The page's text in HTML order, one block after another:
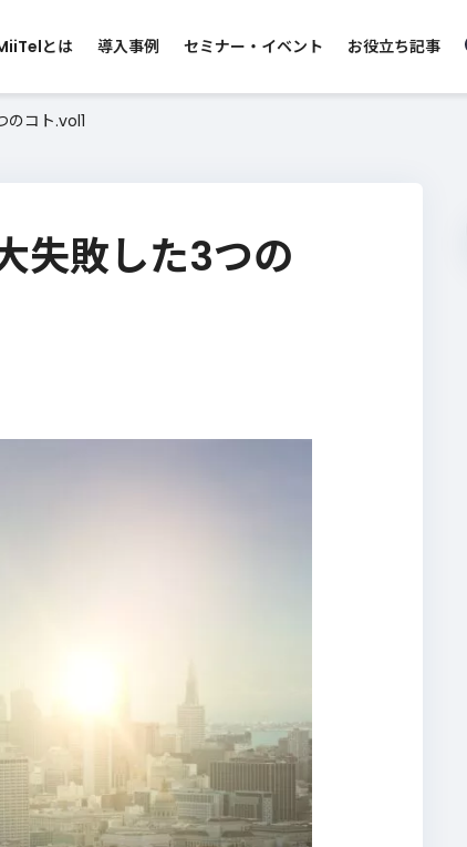
コールセンター向け カスタマーサポート向け
とは 導入事例 セミナー・イベント お役立ち記事
サービス
お問
のコト.vol1
失敗した3つの